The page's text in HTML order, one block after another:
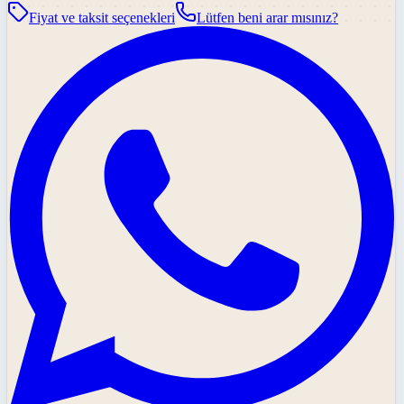
Fiyat ve taksit seçenekleri Lütfen beni arar mısınız?